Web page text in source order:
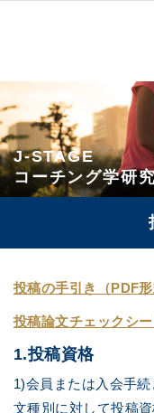
J-STAGE
コーチング学研
投稿の手引き（PDF形
投稿論文チェックシー
1.投稿資格
1)会員または入会手
文種別に対して投稿資